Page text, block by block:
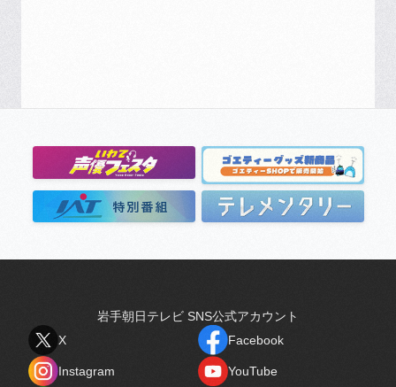
岩手朝日テレビ SNS公式アカウント
X
Facebook
Instagram
YouTube